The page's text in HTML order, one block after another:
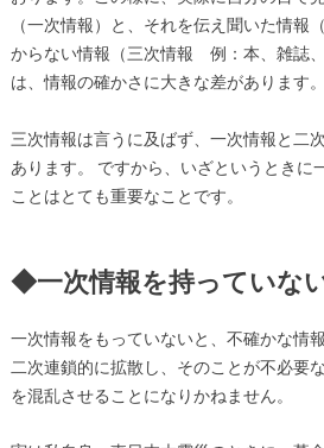
（一次情報）と、それを伝え聞いた情報
からない情報（三次情報 例：本、雑誌
は、情報の確かさに大きな差があります。
三次情報は言うに及ばず、一次情報と二
あります。 ですから、いざというときに
ことはとても重要なことです。
◆一次情報を持っていな
一次情報をもっていないと、不確かな情
二次連鎖的に拡散し、そのことが不必要
を混乱させることになりかねません。